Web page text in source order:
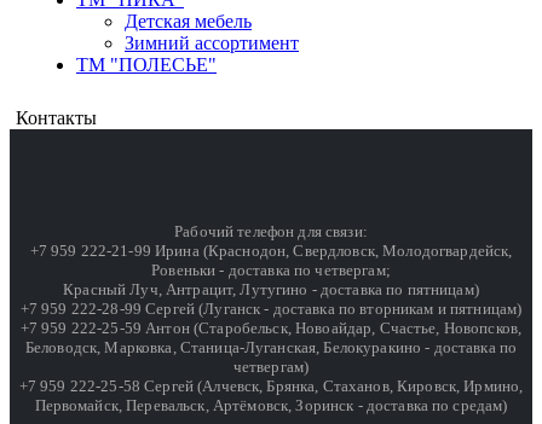
Детская мебель
Зимний ассортимент
ТМ "ПОЛЕСЬЕ"
Контакты
Рабочий телефон для связи:
+7 959 222-21-99 Ирина (Краснодон, Свердловск, Молодогвардейск,
Ровеньки - доставка по четвергам;
Красный Луч, Антрацит, Лутугино - доставка по пятницам)
+7 959 222-28-99 Сергей (Луганск - доставка по вторникам и пятницам)
+7 959 222-25-59 Антон (Старобельск, Новоайдар, Счастье, Новопсков,
Беловодск, Марковка, Станица-Луганская, Белокуракино - доставка по
четвергам)
+7 959 222-25-58 Сергей (Алчевск, Брянка, Стаханов, Кировск, Ирмино,
Первомайск, Перевальск, Артёмовск, Зоринск - доставка по средам)